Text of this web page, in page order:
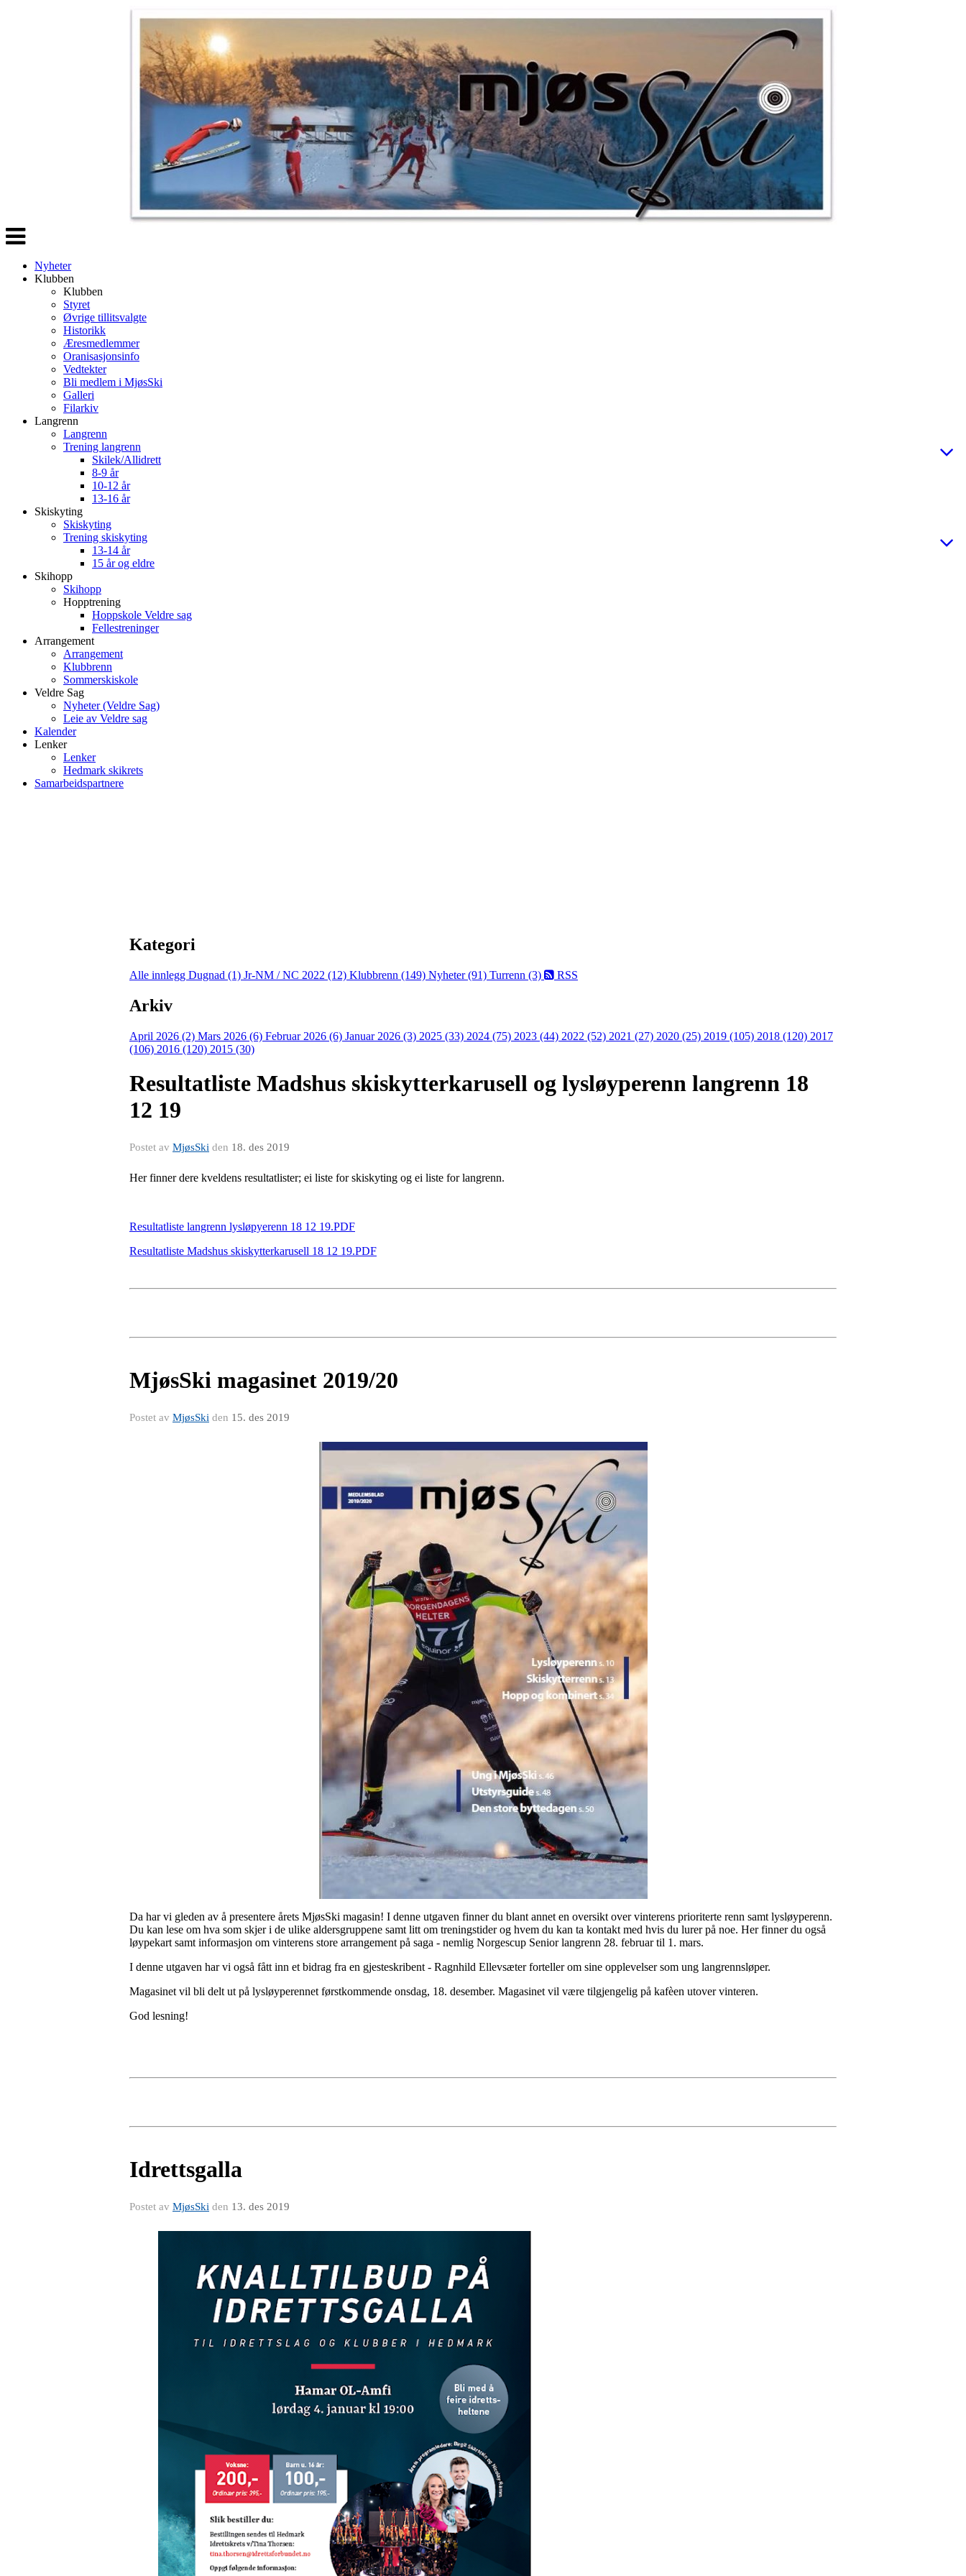
Veksle
navigasjon
Nyheter
Klubben
Klubben
Styret
Øvrige tillitsvalgte
Historikk
Æresmedlemmer
Oranisasjonsinfo
Vedtekter
Bli medlem i MjøsSki
Galleri
Filarkiv
Langrenn
Langrenn
Trening langrenn
Skilek/Allidrett
8-9 år
10-12 år
13-16 år
Skiskyting
Skiskyting
Trening skiskyting
13-14 år
15 år og eldre
Skihopp
Skihopp
Hopptrening
Hoppskole Veldre sag
Fellestreninger
Arrangement
Arrangement
Klubbrenn
Sommerskiskole
Veldre Sag
Nyheter (Veldre Sag)
Leie av Veldre sag
Kalender
Lenker
Lenker
Hedmark skikrets
Samarbeidspartnere
Kategori
Alle innlegg Dugnad (1) Jr-NM / NC 2022 (12) Klubbrenn (149) Nyheter (91) Turrenn (3) RSS
Arkiv
April 2026 (2) Mars 2026 (6) Februar 2026 (6) Januar 2026 (3) 2025 (33) 2024 (75) 2023 (44) 2022 (52) 2021 (27) 2020 (25) 2019 (105) 2018 (120) 2017
(106) 2016 (120) 2015 (30)
Resultatliste Madshus skiskytterkarusell og lysløyperenn langrenn 18
12 19
Postet av MjøsSki den 18. des 2019
Her finner dere kveldens resultatlister; ei liste for skiskyting og ei liste for langrenn.
Resultatliste langrenn lysløpyerenn 18 12 19.PDF
Resultatliste Madshus skiskytterkarusell 18 12 19.PDF
MjøsSki magasinet 2019/20
Postet av MjøsSki den 15. des 2019
Da har vi gleden av å presentere årets MjøsSki magasin! I denne utgaven finner du blant annet en oversikt over vinterens prioriterte renn samt lysløyperenn.
Du kan lese om hva som skjer i de ulike aldersgruppene samt litt om treningstider og hvem du kan ta kontakt med hvis du lurer på noe. Her finner du også
løypekart samt informasjon om vinterens store arrangement på saga - nemlig Norgescup Senior langrenn 28. februar til 1. mars.
I denne utgaven har vi også fått inn et bidrag fra en gjesteskribent - Ragnhild Ellevsæter forteller om sine opplevelser som ung langrennsløper.
Magasinet vil bli delt ut på lysløyperennet førstkommende onsdag, 18. desember. Magasinet vil være tilgjengelig på kafèen utover vinteren.
God lesning!
Idrettsgalla
Postet av MjøsSki den 13. des 2019